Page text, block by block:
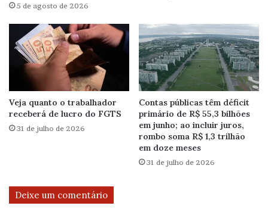
5 de agosto de 2026
Veja quanto o trabalhador
receberá de lucro do FGTS
31 de julho de 2026
Contas públicas têm déficit
primário de R$ 55,3 bilhões
em junho; ao incluir juros,
rombo soma R$ 1,3 trilhão
em doze meses
31 de julho de 2026
Deixe um comentário